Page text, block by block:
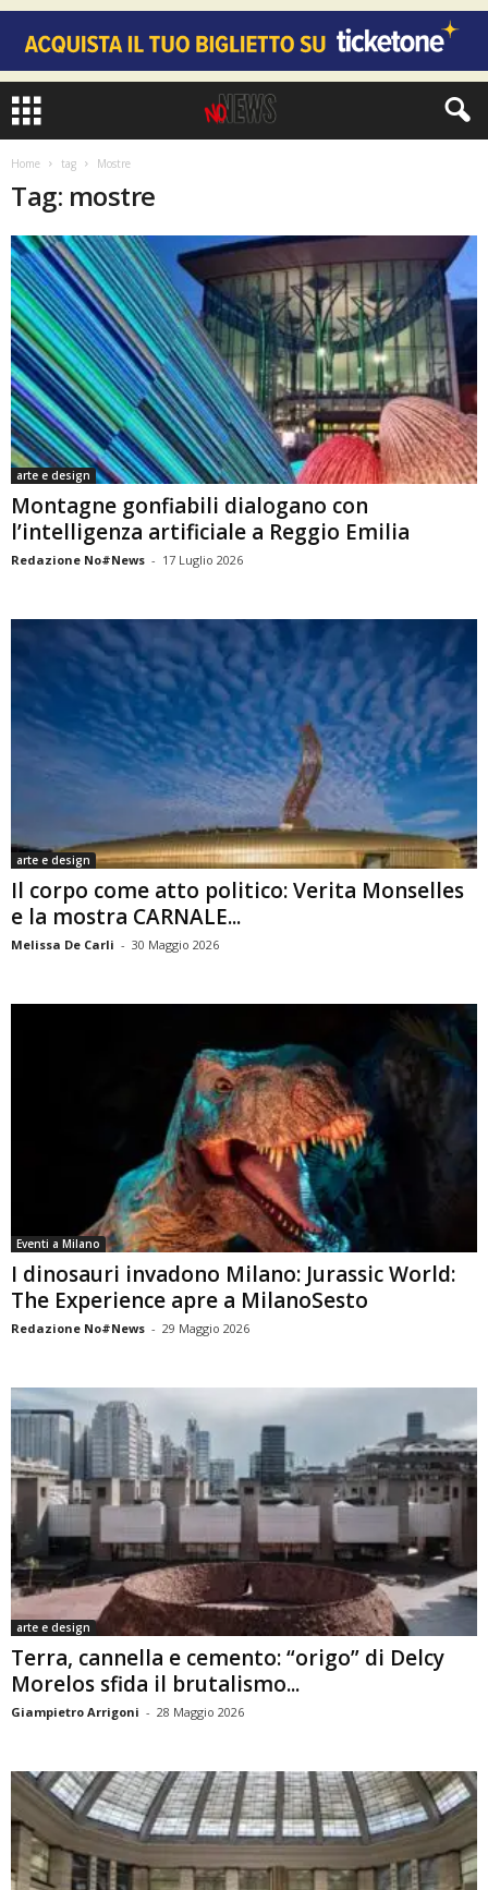
Home tag Mostre
Tag: mostre
arte e design
Montagne gonfiabili dialogano con
l’intelligenza artificiale a Reggio Emilia
Redazione No#News - 17 Luglio 2026
arte e design
Il corpo come atto politico: Verita Monselles
e la mostra CARNALE...
Melissa De Carli - 30 Maggio 2026
Eventi a Milano
I dinosauri invadono Milano: Jurassic World:
The Experience apre a MilanoSesto
Redazione No#News - 29 Maggio 2026
arte e design
Terra, cannella e cemento: “origo” di Delcy
Morelos sfida il brutalismo...
Giampietro Arrigoni - 28 Maggio 2026